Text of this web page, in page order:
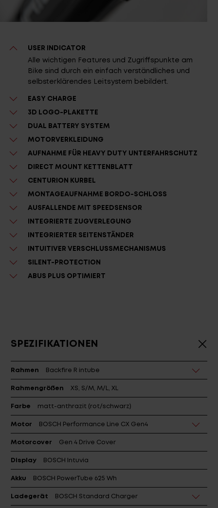
USER INDICATOR
Alle wichtigen Features und Zugriffspunkte am
Bike sind durch ein einfach verständliches und
selbsterklärendes Leitsystem bebildert.
EASY CHARGE
3D LOGO-PLAKETTE
DUAL BATTERY SYSTEM
MOTORVERKLEIDUNG
AUFNAHME FÜR HEAVY DUTY UNTERFAHRSCHUTZ
DIRECT MOUNT KETTENBLATT
CENTURION KURBEL
MONTAGEAUFNAHME BORDO-SCHLOSS
AUSFALLENDE MIT SPEEDSENSOR
INTEGRIERTE ZUGVERLEGUNG
INTEGRIERTER SEITENSTÄNDER
INTUITIVER VERSCHLUSSMECHANISMUS
SILENT-PROTECTION
ABUS PLUS OPTIMIERT
SPEZIFIKATIONEN
Rahmen Backfire R intube
Rahmengrößen XS, S/M, M/L, XL
Farbe matt-anthrazit (rot/schwarz)
Motor BOSCH Performance Line CX Gen4
Motorcover Gen 4 Drive Cover
Display BOSCH Intuvia
Akku BOSCH PowerTube 625 Wh
Ladegerät BOSCH Standard Charger